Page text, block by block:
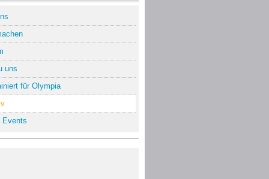
uns
für Olympia
Events